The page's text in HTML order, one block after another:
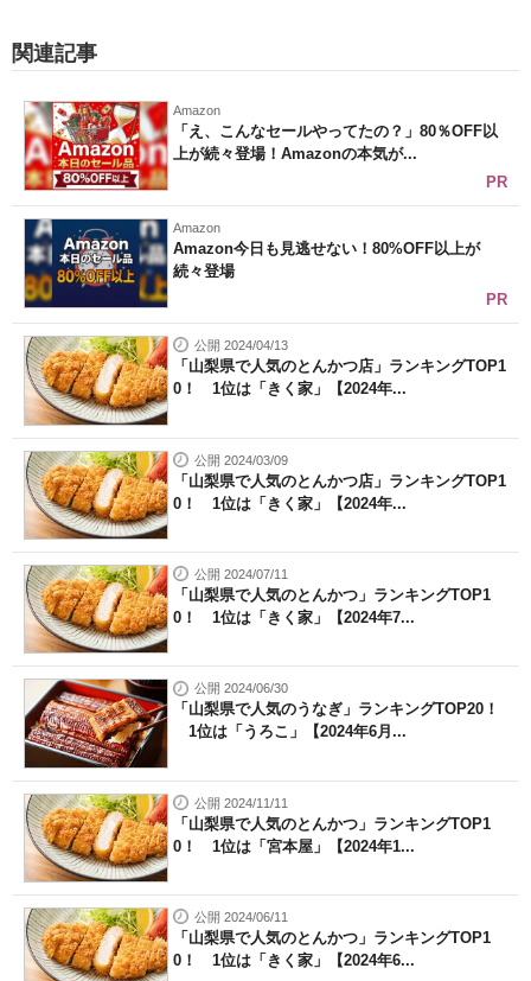
関連記事
Amazon
「え、こんなセールやってたの？」80％OFF以
上が続々登場！Amazonの本気が...
PR
Amazon
Amazon今日も見逃せない！80%OFF以上が
続々登場
PR
公開 2024/04/13
「山梨県で人気のとんかつ店」ランキングTOP1
0！ 1位は「きく家」【2024年...
公開 2024/03/09
「山梨県で人気のとんかつ店」ランキングTOP1
0！ 1位は「きく家」【2024年...
公開 2024/07/11
「山梨県で人気のとんかつ」ランキングTOP1
0！ 1位は「きく家」【2024年7...
公開 2024/06/30
「山梨県で人気のうなぎ」ランキングTOP20！
1位は「うろこ」【2024年6月...
公開 2024/11/11
「山梨県で人気のとんかつ」ランキングTOP1
0！ 1位は「宮本屋」【2024年1...
公開 2024/06/11
「山梨県で人気のとんかつ」ランキングTOP1
0！ 1位は「きく家」【2024年6...